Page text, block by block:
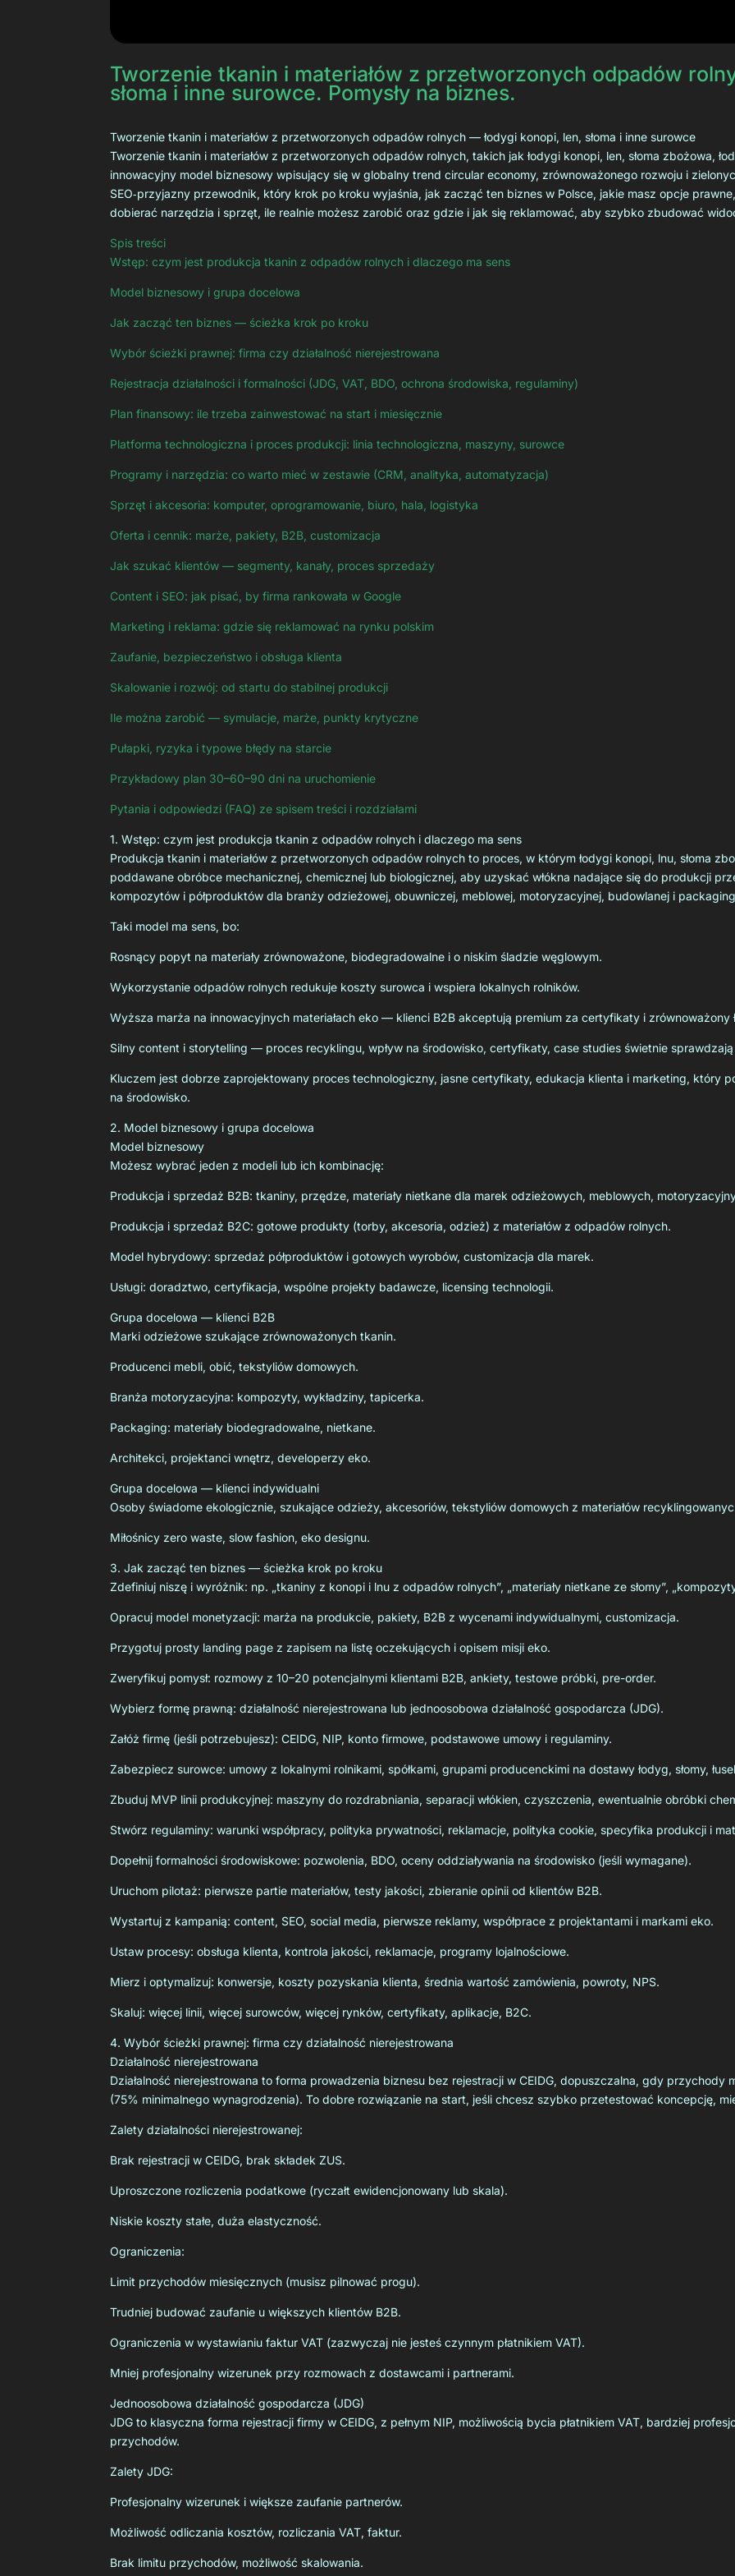
Tworzenie tkanin i materiałów z przetworzonych odpadów
słoma i inne surowce. Pomysły na biznes.
Tworzenie tkanin i materiałów z przetworzonych odpadów rolnych — łodygi konopi, len, słoma i inne surowce
Tworzenie tkanin i materiałów z przetworzonych odpadów rolnych, takich jak łodygi konopi, len, słoma zbożowa,
innowacyjny model biznesowy wpisujący się w globalny trend circular economy, zrównoważonego rozwoju i
SEO‑przyjazny przewodnik, który krok po kroku wyjaśnia, jak zacząć ten biznes w Polsce, jakie masz opcje
dobierać narzędzia i sprzęt, ile realnie możesz zarobić oraz gdzie i jak się reklamować, aby szybko zbudować
Spis treści
Wstęp: czym jest produkcja tkanin z odpadów rolnych i dlaczego ma sens
Model biznesowy i grupa docelowa
Jak zacząć ten biznes — ścieżka krok po kroku
Wybór ścieżki prawnej: firma czy działalność nierejestrowana
Rejestracja działalności i formalności (JDG, VAT, BDO, ochrona środowiska, regulaminy)
Plan finansowy: ile trzeba zainwestować na start i miesięcznie
Platforma technologiczna i proces produkcji: linia technologiczna, maszyny, surowce
Programy i narzędzia: co warto mieć w zestawie (CRM, analityka, automatyzacja)
Sprzęt i akcesoria: komputer, oprogramowanie, biuro, hala, logistyka
Oferta i cennik: marże, pakiety, B2B, customizacja
Jak szukać klientów — segmenty, kanały, proces sprzedaży
Content i SEO: jak pisać, by firma rankowała w Google
Marketing i reklama: gdzie się reklamować na rynku polskim
Zaufanie, bezpieczeństwo i obsługa klienta
Skalowanie i rozwój: od startu do stabilnej produkcji
Ile można zarobić — symulacje, marże, punkty krytyczne
Pułapki, ryzyka i typowe błędy na starcie
Przykładowy plan 30–60–90 dni na uruchomienie
Pytania i odpowiedzi (FAQ) ze spisem treści i rozdziałami
1. Wstęp: czym jest produkcja tkanin z odpadów rolnych i dlaczego ma sens
Produkcja tkanin i materiałów z przetworzonych odpadów rolnych to proces, w którym łodygi konopi, lnu, słoma
poddawane obróbce mechanicznej, chemicznej lub biologicznej, aby uzyskać włókna nadające się do produkcji
kompozytów i półproduktów dla branży odzieżowej, obuwniczej, meblowej, motoryzacyjnej, budowlanej i
Taki model ma sens, bo:
Rosnący popyt na materiały zrównoważone, biodegradowalne i o niskim śladzie węglowym.
Wykorzystanie odpadów rolnych redukuje koszty surowca i wspiera lokalnych rolników.
Wyższa marża na innowacyjnych materiałach eko — klienci B2B akceptują premium za certyfikaty i zrównoważony
Silny content i storytelling — proces recyklingu, wpływ na środowisko, certyfikaty, case studies świetnie sprawdzają
Kluczem jest dobrze zaprojektowany proces technologiczny, jasne certyfikaty, edukacja klienta i marketing, który
na środowisko.
2. Model biznesowy i grupa docelowa
Model biznesowy
Możesz wybrać jeden z modeli lub ich kombinację:
Produkcja i sprzedaż B2B: tkaniny, przędze, materiały nietkane dla marek odzieżowych, meblowych,
Produkcja i sprzedaż B2C: gotowe produkty (torby, akcesoria, odzież) z materiałów z odpadów rolnych.
Model hybrydowy: sprzedaż półproduktów i gotowych wyrobów, customizacja dla marek.
Usługi: doradztwo, certyfikacja, wspólne projekty badawcze, licensing technologii.
Grupa docelowa — klienci B2B
Marki odzieżowe szukające zrównoważonych tkanin.
Producenci mebli, obić, tekstyliów domowych.
Branża motoryzacyjna: kompozyty, wykładziny, tapicerka.
Packaging: materiały biodegradowalne, nietkane.
Architekci, projektanci wnętrz, developerzy eko.
Grupa docelowa — klienci indywidualni
Osoby świadome ekologicznie, szukające odzieży, akcesoriów, tekstyliów domowych z materiałów
Miłośnicy zero waste, slow fashion, eko designu.
3. Jak zacząć ten biznes — ścieżka krok po kroku
Zdefiniuj niszę i wyróżnik: np. „tkaniny z konopi i lnu z odpadów rolnych”, „materiały nietkane ze słomy”,
Opracuj model monetyzacji: marża na produkcie, pakiety, B2B z wycenami indywidualnymi, customizacja.
Przygotuj prosty landing page z zapisem na listę oczekujących i opisem misji eko.
Zweryfikuj pomysł: rozmowy z 10–20 potencjalnymi klientami B2B, ankiety, testowe próbki, pre-order.
Wybierz formę prawną: działalność nierejestrowana lub jednoosobowa działalność gospodarcza (JDG).
Załóż firmę (jeśli potrzebujesz): CEIDG, NIP, konto firmowe, podstawowe umowy i regulaminy.
Zabezpiecz surowce: umowy z lokalnymi rolnikami, spółkami, grupami producenckimi na dostawy łodyg, słomy,
Zbuduj MVP linii produkcyjnej: maszyny do rozdrabniania, separacji włókien, czyszczenia, ewentualnie obróbki
Stwórz regulaminy: warunki współpracy, polityka prywatności, reklamacje, polityka cookie, specyfika produkcji i
Dopełnij formalności środowiskowe: pozwolenia, BDO, oceny oddziaływania na środowisko (jeśli wymagane).
Uruchom pilotaż: pierwsze partie materiałów, testy jakości, zbieranie opinii od klientów B2B.
Wystartuj z kampanią: content, SEO, social media, pierwsze reklamy, współprace z projektantami i markami eko.
Ustaw procesy: obsługa klienta, kontrola jakości, reklamacje, programy lojalnościowe.
Mierz i optymalizuj: konwersje, koszty pozyskania klienta, średnia wartość zamówienia, powroty, NPS.
Skaluj: więcej linii, więcej surowców, więcej rynków, certyfikaty, aplikacje, B2C.
4. Wybór ścieżki prawnej: firma czy działalność nierejestrowana
Działalność nierejestrowana
Działalność nierejestrowana to forma prowadzenia biznesu bez rejestracji w CEIDG, dopuszczalna, gdy
(75% minimalnego wynagrodzenia). To dobre rozwiązanie na start, jeśli chcesz szybko przetestować koncepcję,
Zalety działalności nierejestrowanej:
Brak rejestracji w CEIDG, brak składek ZUS.
Uproszczone rozliczenia podatkowe (ryczałt ewidencjonowany lub skala).
Niskie koszty stałe, duża elastyczność.
Ograniczenia:
Limit przychodów miesięcznych (musisz pilnować progu).
Trudniej budować zaufanie u większych klientów B2B.
Ograniczenia w wystawianiu faktur VAT (zazwyczaj nie jesteś czynnym płatnikiem VAT).
Mniej profesjonalny wizerunek przy rozmowach z dostawcami i partnerami.
Jednoosobowa działalność gospodarcza (JDG)
JDG to klasyczna forma rejestracji firmy w CEIDG, z pełnym NIP, możliwością bycia płatnikiem VAT, bardziej
przychodów.
Zalety JDG:
Profesjonalny wizerunek i większe zaufanie partnerów.
Możliwość odliczania kosztów, rozliczania VAT, faktur.
Brak limitu przychodów, możliwość skalowania.